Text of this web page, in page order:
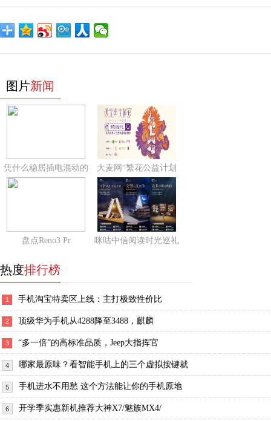
图片新闻
凭什么稳居插电混动的 大麦网“繁花公益计划
盘点Reno3 Pr 咪咕中信阅读时光巡礼
热度排行榜
1 手机淘宝特卖区上线：主打极致性价比
2 顶级华为手机从4288降至3488，麒麟
3 “多一倍”的高标准品质，Jeep大指挥官
4 哪家最原味？看智能手机上的三个虚拟按键就
5 手机进水不用愁 这个方法能让你的手机原地
6 开学季实惠新机推荐大神X7/魅族MX4/